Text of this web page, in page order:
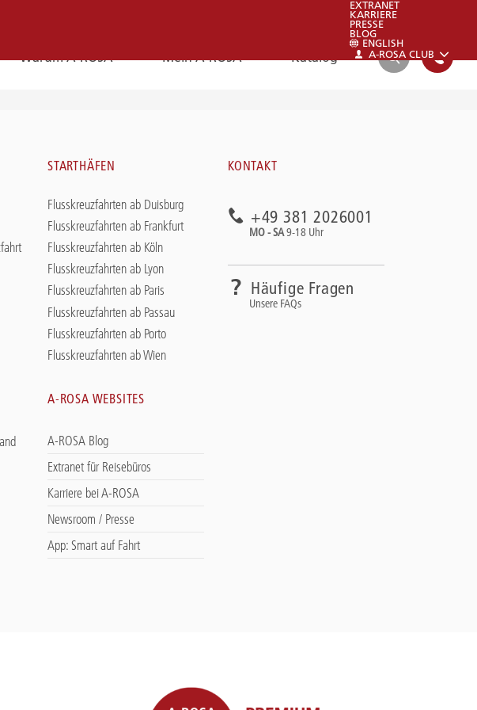
EXTRANET
KARRIERE
PRESSE
BLOG
ENGLISH
A-ROSA CLUB
Warum A-ROSA Mein A-ROSA Katalog
Schauen sie auch gerne in unsere FAQs:
STARTHÄFEN
Flusskreuzfahrten ab Duisburg
Flusskreuzfahrten ab Frankfurt
Flusskreuzfahrten ab Köln
Flusskreuzfahrten ab Lyon
Flusskreuzfahrten ab Paris
Flusskreuzfahrten ab Passau
Flusskreuzfahrten ab Porto
Flusskreuzfahrten ab Wien
A-ROSA WEBSITES
A-ROSA Blog
Extranet für Reisebüros
Karriere bei A-ROSA
Newsroom / Presse
App: Smart auf Fahrt
KONTAKT
+49 381 2026001
MO - SA9-18 Uhr
Häufige Fragen
Unsere FAQs